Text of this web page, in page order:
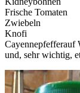
Frische Tomaten
Zwiebeln
Knofi
Cayennepfefferauf
und, sehr wichtig,